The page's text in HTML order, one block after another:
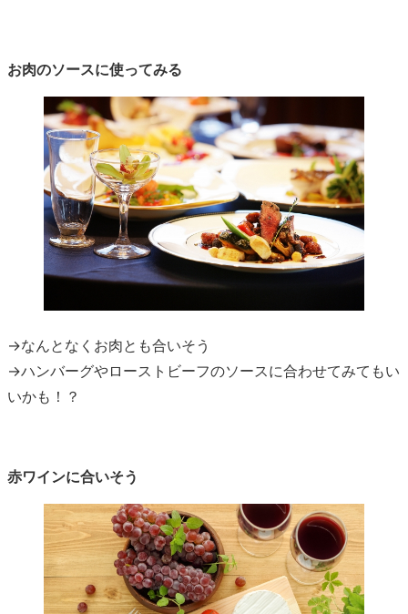
お肉のソースに使ってみる
→なんとなくお肉とも合いそう
→ハンバーグやローストビーフのソースに合わせてみてもい
いかも！？
赤ワインに合いそう